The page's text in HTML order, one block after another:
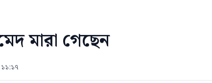
মারা গেছেন